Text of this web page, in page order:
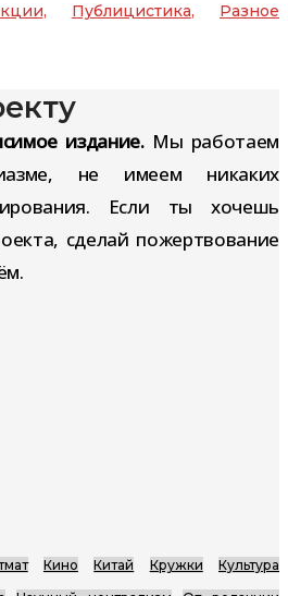
, Публицистика, Разное
издание.Мы работаем
не имеем никаких
Если ты хочешь
сделай пожертвование
Кино Китай Кружки
Культура